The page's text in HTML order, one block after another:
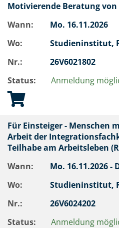
Motivierende Beratung
Wann:
Mo. 16.11.2026
Wo:
Studieninstitut,
Nr.:
26V6021802
Status:
Anmeldung
Für Einsteiger - Menschen
Arbeit der
Teilhabe am Arbeitsleben
Wann:
Mo. 16.11.2026 -
Wo:
Studieninstitut,
Nr.:
26V6024202
Status:
Anmeldung